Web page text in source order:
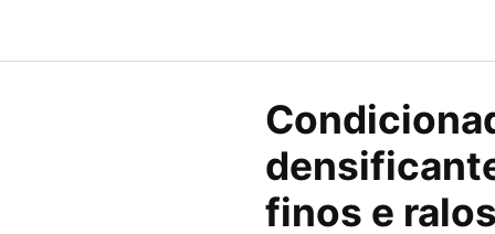
finos e
O
preço
original